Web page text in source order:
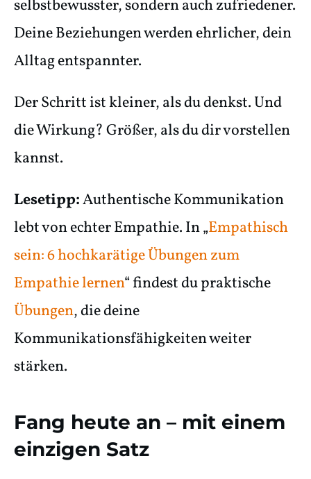
selbstbewusster, sondern auch zufriedener.
Deine Beziehungen werden ehrlicher, dein
Alltag entspannter.
Der Schritt ist kleiner, als du denkst. Und
die Wirkung? Größer, als du dir vorstellen
kannst.
Lesetipp:Authentische Kommunikation
lebt von echter Empathie. In„Empathisch
sein: 6 hochkarätige Übungen zum
Empathie lernen“ findest du praktische
Übungen, die deine
Kommunikationsfähigkeiten weiter
stärken.
Fang heute an – mit einem
einzigen Satz